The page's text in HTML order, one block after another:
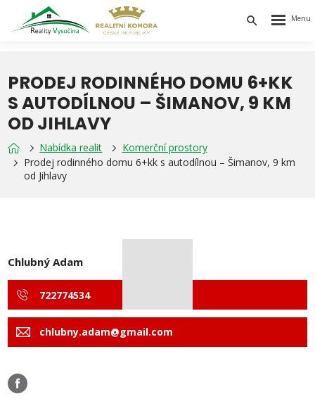
Vyhledávání
PRODEJ RODINNÉHO DOMU 6+KK
S AUTODÍLNOU – ŠIMANOV, 9 KM
OD JIHLAVY
Nabídka realit
Komerční prostory
Prodej rodinného domu 6+kk s autodílnou – Šimanov, 9 km
od Jihlavy
Chlubný Adam
722774534
chlubny.adam@gmail.com